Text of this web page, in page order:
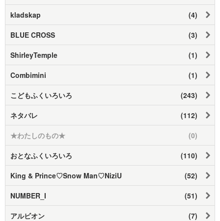
kladskap (4)
BLUE CROSS (3)
ShirleyTemple (1)
Combimini (1)
こどもふくいろいろ (243)
ネタバレ (112)
★わたしのもの★ (0)
おとなふくいろいろ (110)
King & Prince♡Snow Man♡NiziU (52)
NUMBER_I (51)
アルビオン (7)